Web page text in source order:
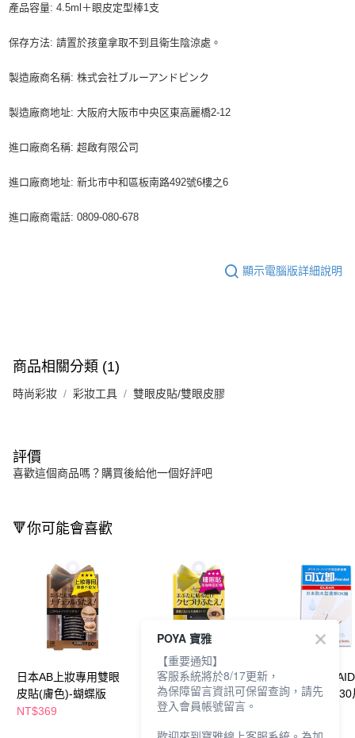
產品容量: 4.5ml＋眼皮定型棒1支
保存方法: 請置於孩童拿取不到且衛生陰涼處。
製造廠商名稱: 株式会社ブルーアンドピンク
製造廠商地址: 大阪府大阪市中央区東高麗橋2-12
進口廠商名稱: 超啟有限公司
進口廠商地址: 新北巿中和區板南路492號6樓之6
進口廠商電話: 0809-080-678
顯示電腦版詳細說明
商品相關分類 (1)
時尚彩妝 彩妝工具 雙眼皮貼/雙眼皮膠
評價
喜歡這個商品嗎？購買後給他一個好評吧
🔻你可能會喜歡
日本AB上妝專用雙眼
皮貼(膚色)-蝴蝶版
NT$369
日本AB雙眼皮睡眠記
憶貼-蝴蝶版
NT$369
可立即FIRST
防水透明OK蹦30
POYA 寶雅
【重要通知】
客服系統將於8/17更新，
為保障留言資訊可保留查詢，請先
登入會員帳號留言。